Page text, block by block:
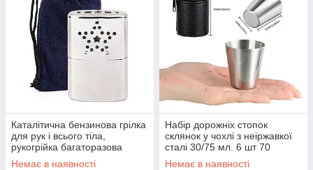
Каталітична бензинова грілка
для рук і всього тіла,
рукогрійка багаторазова
Немає в наявності
Набір дорожніх стопок
склянок у чохлі з неіржавкої
сталі 30/75 мл. 6 шт 70
Немає в наявності